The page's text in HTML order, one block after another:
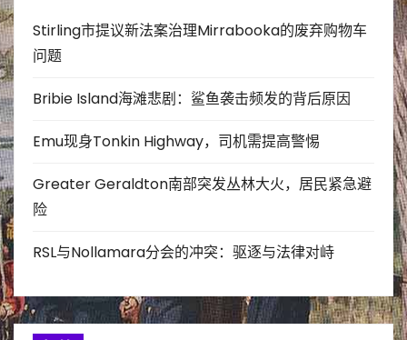
Stirling市提议新法案治理Mirrabooka的废弃购物车
问题
Bribie Island海滩悲剧：鲨鱼袭击频发的背后原因
Emu现身Tonkin Highway，司机需提高警惕
Greater Geraldton南部突发丛林大火，居民紧急避
险
RSL与Nollamara分会的冲突：驱逐与法律对峙